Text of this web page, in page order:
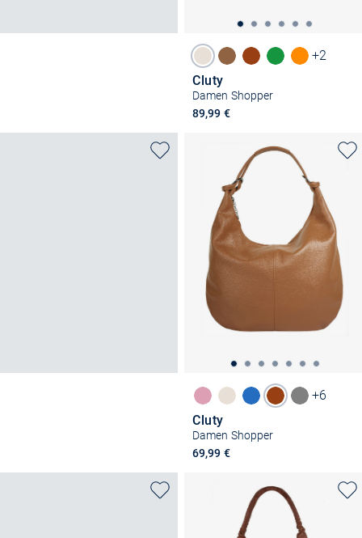
+2
Cluty
Damen Shopper
89,99 €
+6
Cluty
Damen Shopper
69,99 €